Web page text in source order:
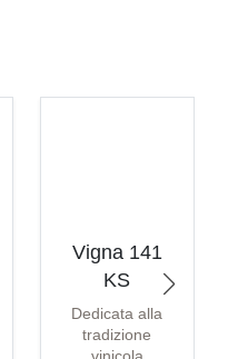
Vigna 141
KS
Dedicata alla
tradizione